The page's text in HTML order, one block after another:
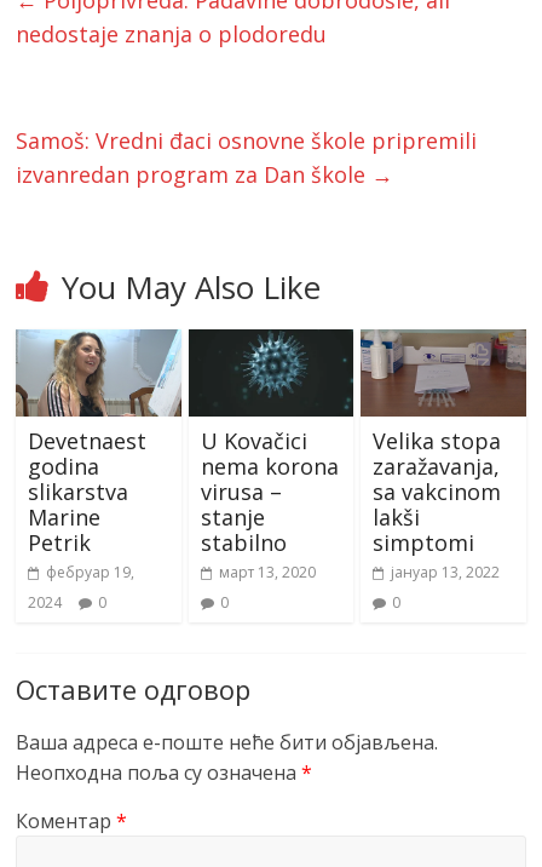
nedostaje znanja o plodoredu
Samoš: Vredni đaci osnovne škole pripremili
izvanredan program za Dan škole →
You May Also Like
Devetnaest
godina
slikarstva
Marine
Petrik
фебруар 19,
2024
0
U Kovačici
nema korona
virusa –
stanje
stabilno
март 13, 2020
0
Velika stopa
zaražavanja,
sa vakcinom
lakši
simptomi
јануар 13, 2022
0
Оставите одговор
Ваша адреса е-поште неће бити објављена.
Неопходна поља су означена*
Коментар*